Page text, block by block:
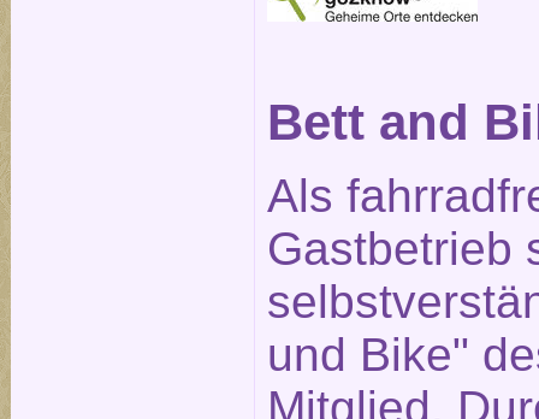
Bett and
Als
Gastbetrieb
und Bike"
Mitglied.